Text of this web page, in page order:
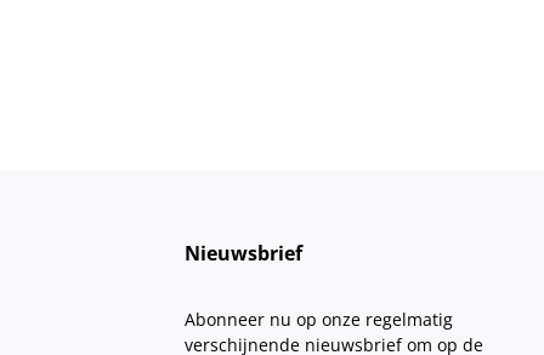
Nieuwsbrief
Abonneer nu op onze regelmatig
verschijnende nieuwsbrief om op de